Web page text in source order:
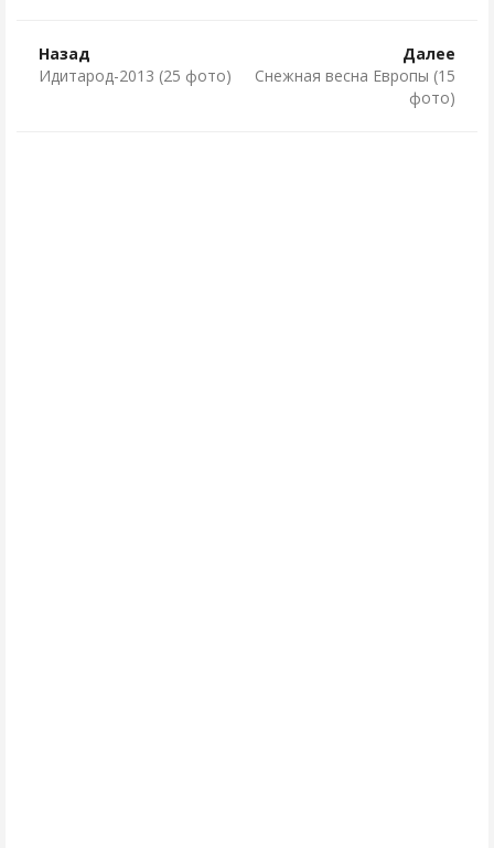
Назад
Идитарод-2013 (25 фото)
Далее
Снежная весна Европы (15
фото)